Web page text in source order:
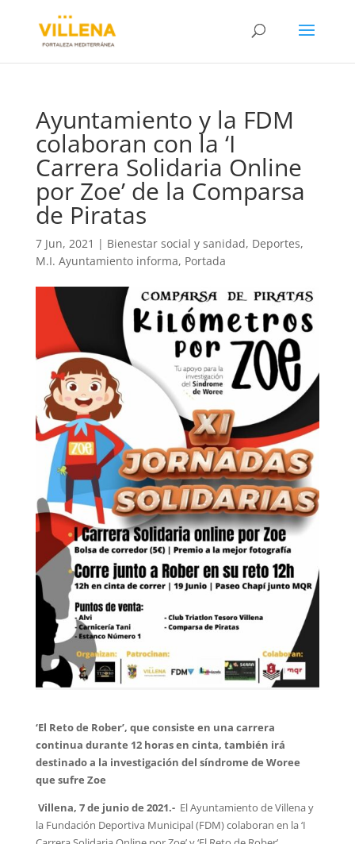
Ayuntamiento y la FDM
colaboran con la ‘I
Carrera Solidaria Online
por Zoe’ de la Comparsa
de Piratas
7 Jun, 2021 | Bienestar social y sanidad, Deportes,
M.I. Ayuntamiento informa, Portada
‘El Reto de Rober’, que consiste en una carrera
continua durante 12 horas en cinta, también irá
destinado a la investigación del síndrome de Woree
que sufre Zoe
Villena, 7 de junio de 2021.- El Ayuntamiento de Villena y
la Fundación Deportiva Municipal (FDM) colaboran en la ‘I